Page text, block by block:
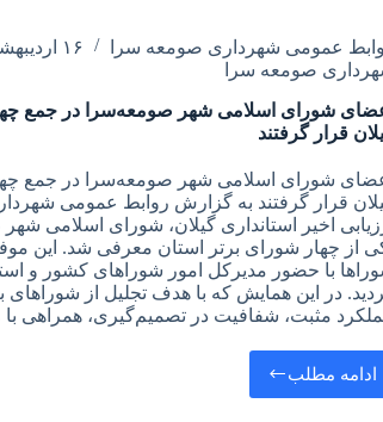
عمومی شهرداری صومعه سرا
۱۶ اردیبهشت ۱۴۰۴
صومعه سرا
شورای اسلامی شهر صومعه‌سرا در جمع
قرار گرفتند
شورای اسلامی شهر صومعه‌سرا در جمع
قرار گرفتند به گزارش روابط عمومی
اخیر استانداری گیلان، شورای اسلامی
از چهار شورای برتر استان معرفی شد. این
با حضور مدیرکل امور شوراهای کشور و
در این همایش که با هدف تجلیل از شوراهای
مثبت، شفافیت در تصمیم‌گیری، همراهی
ادامه مطلب